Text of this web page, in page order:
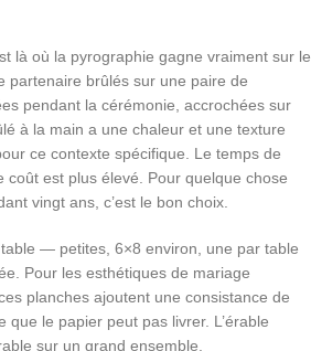
là où la pyrographie gagne vraiment sur le
partenaire brûlés sur une paire de
pendant la cérémonie, accrochées sur
à la main a une chaleur et une texture
ce contexte spécifique. Le temps de
coût est plus élevé. Pour quelque chose
vingt ans, c’est le bon choix.
— petites, 6×8 environ, une par table
Pour les esthétiques de mariage
planches ajoutent une consistance de
que le papier peut pas livrer. L’érable
sur un grand ensemble.